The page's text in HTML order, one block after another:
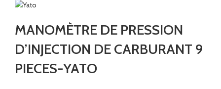
MANOMÈTRE DE PRESSION
D’INJECTION DE CARBURANT 9
PIECES-YATO